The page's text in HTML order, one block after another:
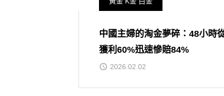
中國主婦的淘金夢碎：48小時
獲利60%迅速慘賠84%
2026.02.02